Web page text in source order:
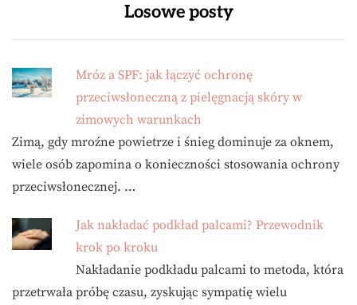
Losowe posty
Mróz a SPF: jak łączyć ochronę
przeciwsłoneczną z pielęgnacją skóry w
zimowych warunkach
Zimą, gdy mroźne powietrze i śnieg dominuje za oknem,
wiele osób zapomina o konieczności stosowania ochrony
przeciwsłonecznej. …
Jak nakładać podkład palcami? Przewodnik
krok po kroku
Nakładanie podkładu palcami to metoda, która
przetrwała próbę czasu, zyskując sympatię wielu